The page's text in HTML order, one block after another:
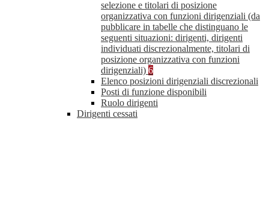
selezione e titolari di posizione
organizzativa con funzioni dirigenziali (da
pubblicare in tabelle che distinguano le
seguenti situazioni: dirigenti, dirigenti
individuati discrezionalmente, titolari di
posizione organizzativa con funzioni
dirigenziali) 6
Elenco posizioni dirigenziali discrezionali
Posti di funzione disponibili
Ruolo dirigenti
Dirigenti cessati